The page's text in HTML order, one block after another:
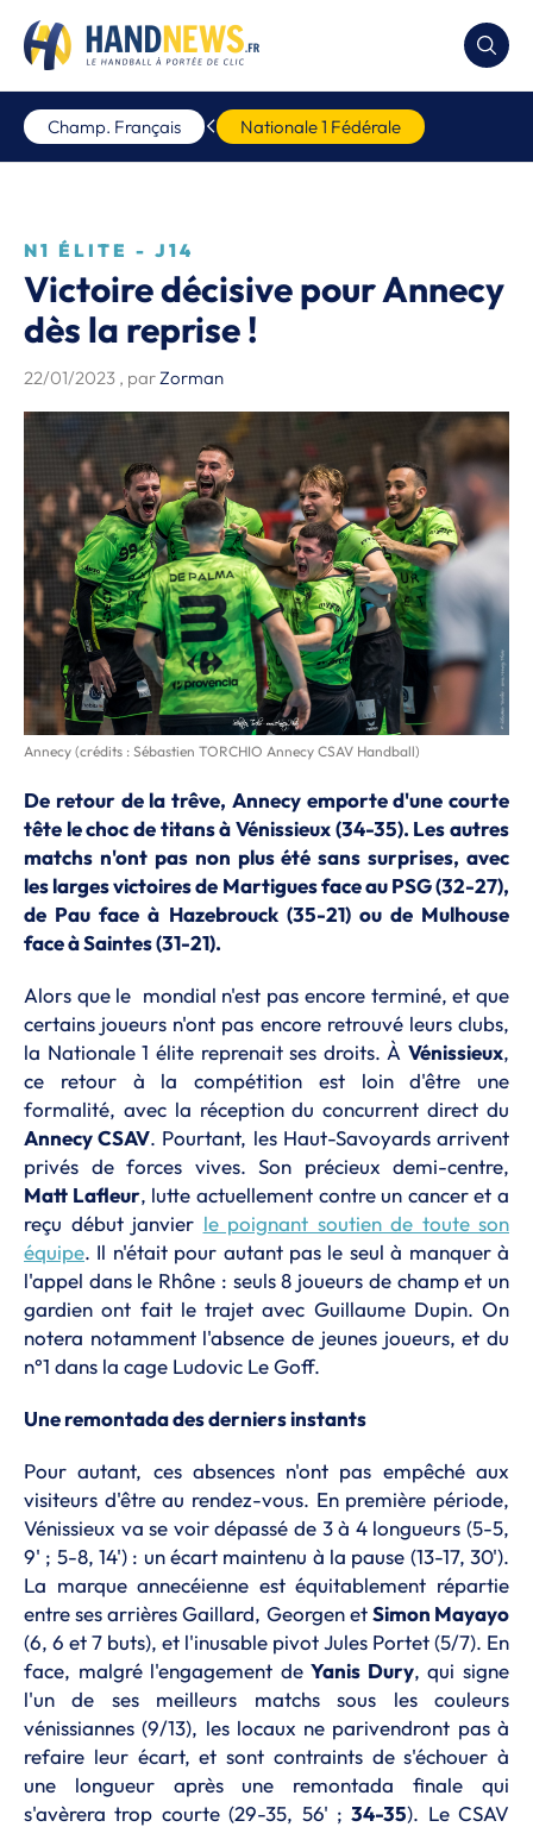
Champ. Français Nationale 1 Fédérale
N1 ÉLITE - J14
Victoire décisive pour Annecy
dès la reprise !
22/01/2023 , parZorman
Annecy (crédits : Sébastien TORCHIO Annecy CSAV Handball)
De retour de la trêve, Annecy emporte d'une courte
tête le choc de titans à Vénissieux (34-35). Les autres
matchs n'ont pas non plus été sans surprises, avec
les larges victoires de Martigues face au PSG (32-27),
de Pau face à Hazebrouck (35-21) ou de Mulhouse
face à Saintes (31-21).
Alors que le mondial n'est pas encore terminé, et que
certains joueurs n'ont pas encore retrouvé leurs clubs,
la Nationale 1 élite reprenait ses droits. À Vénissieux,
ce retour à la compétition est loin d'être une
formalité, avec la réception du concurrent direct du
Annecy CSAV. Pourtant, les Haut-Savoyards arrivent
privés de forces vives. Son précieux demi-centre,
Matt Lafleur, lutte actuellement contre un cancer et a
reçu début janvier le poignant soutien de toute son
équipe. Il n'était pour autant pas le seul à manquer à
l'appel dans le Rhône : seuls 8 joueurs de champ et un
gardien ont fait le trajet avec Guillaume Dupin. On
notera notamment l'absence de jeunes joueurs, et du
n°1 dans la cage Ludovic Le Goff.
Une remontada des derniers instants
Pour autant, ces absences n'ont pas empêché aux
visiteurs d'être au rendez-vous. En première période,
Vénissieux va se voir dépassé de 3 à 4 longueurs (5-5,
9' ; 5-8, 14') : un écart maintenu à la pause (13-17, 30').
La marque annecéienne est équitablement répartie
entre ses arrières Gaillard, Georgen etSimon Mayayo
(6, 6 et 7 buts), et l'inusable pivot Jules Portet (5/7). En
face, malgré l'engagement deYanis Dury, qui signe
l'un de ses meilleurs matchs sous les couleurs
vénissiannes (9/13), les locaux ne parivendront pas à
refaire leur écart, et sont contraints de s'échouer à
une longueur après une remontada finale qui
s'avèrera trop courte (29-35, 56' ;34-35). Le CSAV